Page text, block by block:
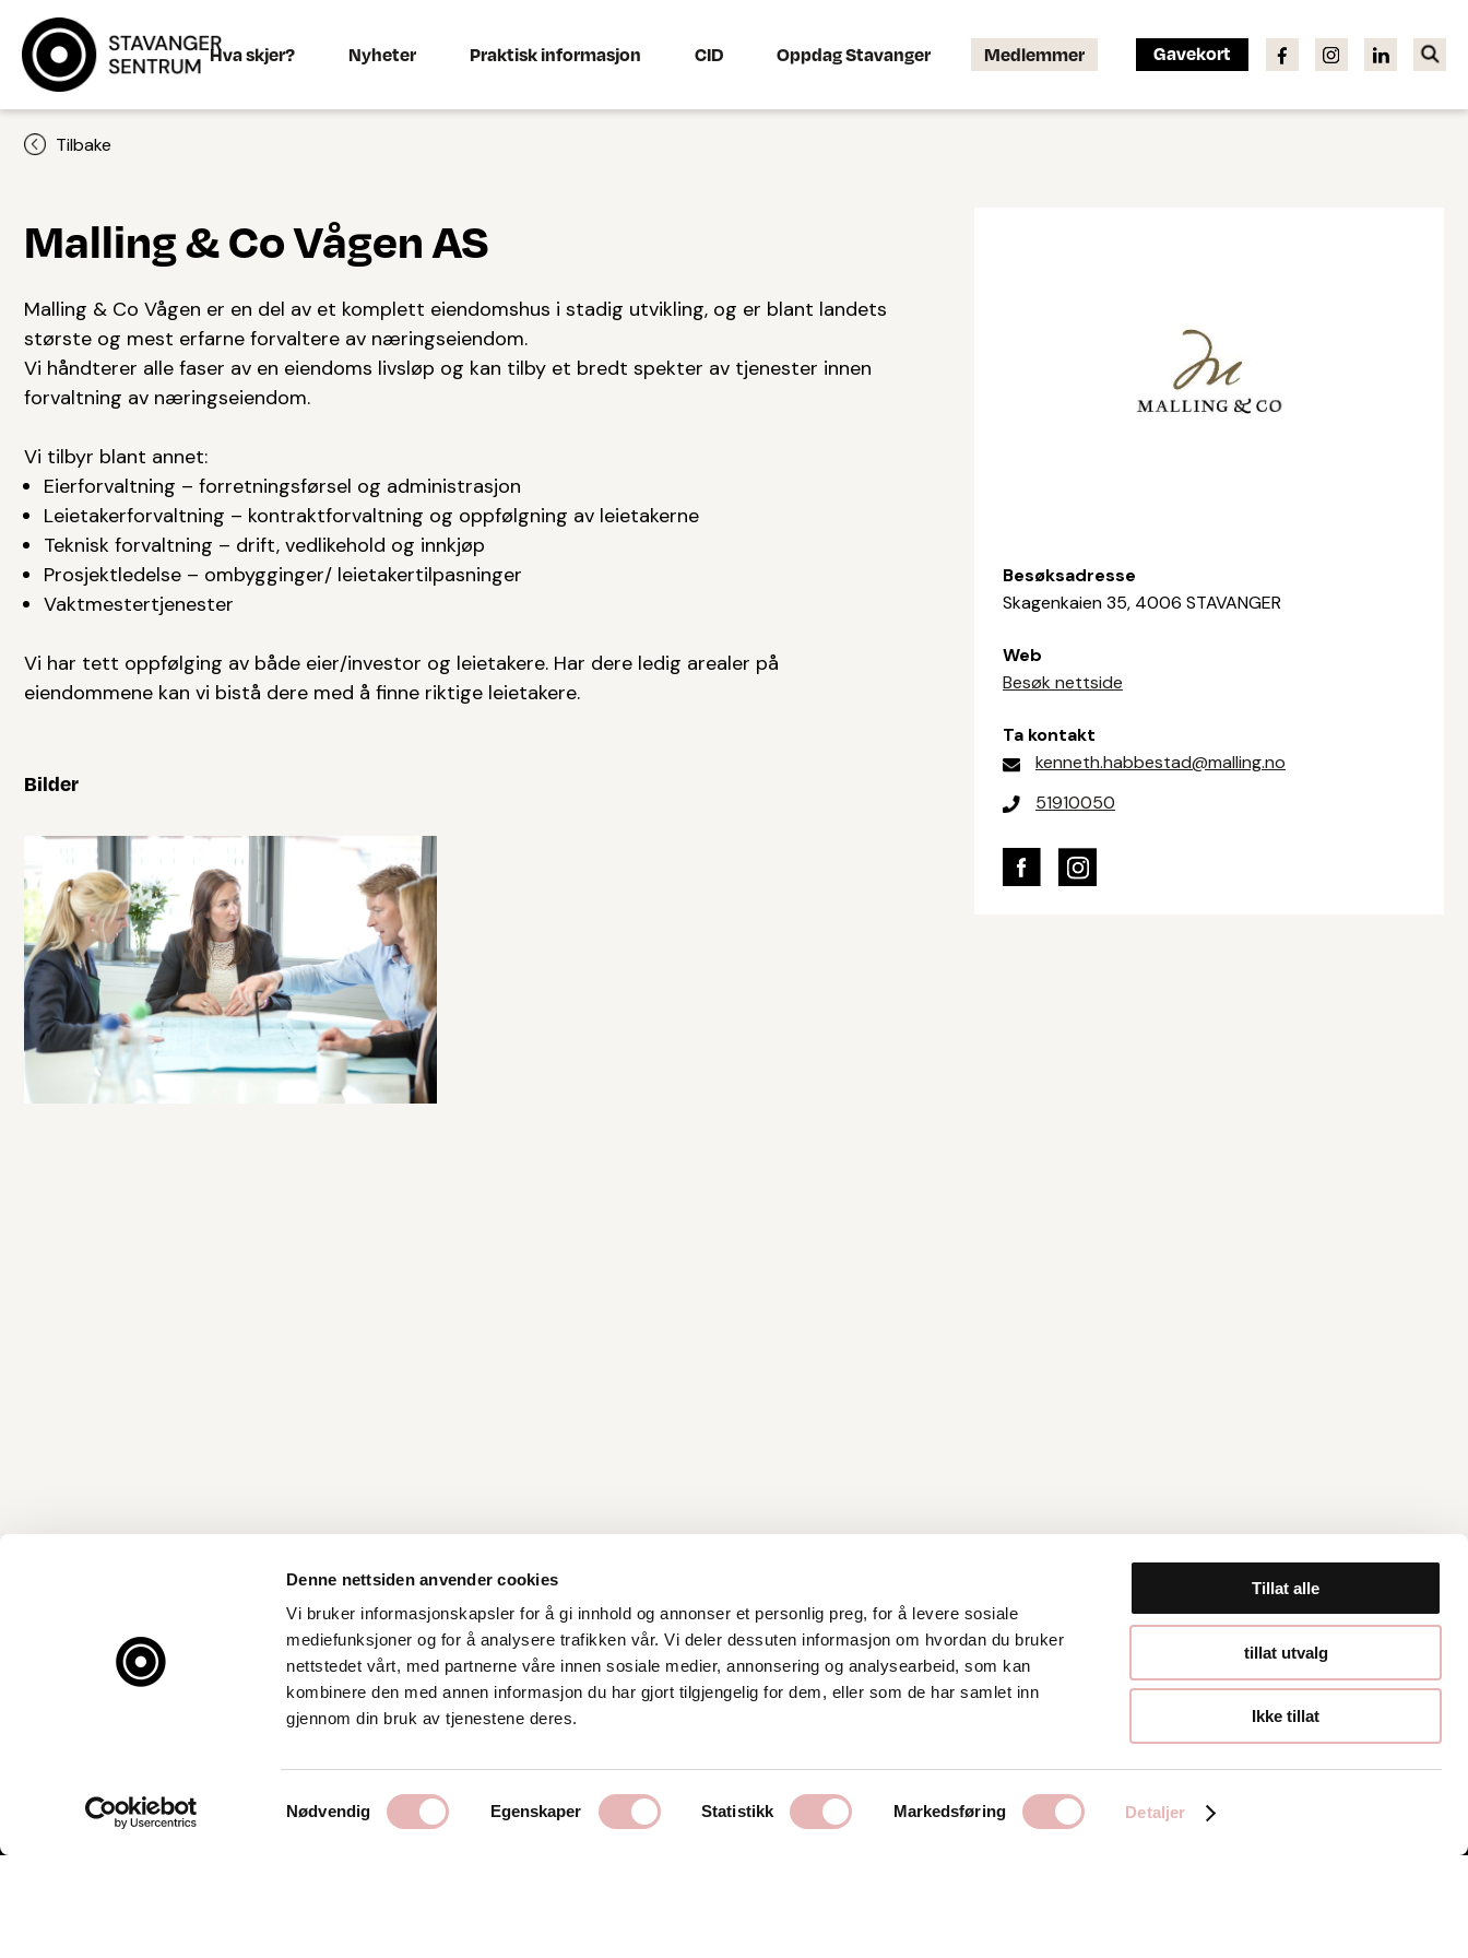
Denne nettsiden anvender cookies
Vi bruker informasjonskapsler for å gi innhold og annonser et personlig preg, for å levere sosiale
mediefunksjoner og for å analysere trafikken vår. Vi deler dessuten informasjon om hvordan du bruker
nettstedet vårt, med partnerne våre innen sosiale medier, annonsering og analysearbeid, som kan
kombinere den med annen informasjon du har gjort tilgjengelig for dem, eller som de har samlet inn
gjennom din bruk av tjenestene deres.
Samtykkevalg
Nødvendig Egenskaper Statistikk Markedsføring Detaljer
Tillat alle
tillat utvalg
Ikke tillat
Hva skjer? Nyheter Praktisk informasjon CID Oppdag Stavanger Medlemmer Gavekort
Tilbake
Malling & Co Vågen AS
Malling & Co Vågen er en del av et komplett eiendomshus i stadig utvikling, og er blant landets
største og mest erfarne forvaltere av næringseiendom.
Vi håndterer alle faser av en eiendoms livsløp og kan tilby et bredt spekter av tjenester innen
forvaltning av næringseiendom.
Vi tilbyr blant annet:
Eierforvaltning – forretningsførsel og administrasjon
Leietakerforvaltning – kontraktforvaltning og oppfølgning av leietakerne
Teknisk forvaltning – drift, vedlikehold og innkjøp
Prosjektledelse – ombygginger/ leietakertilpasninger
Vaktmestertjenester
Vi har tett oppfølging av både eier/investor og leietakere. Har dere ledig arealer på
eiendommene kan vi bistå dere med å finne riktige leietakere.
Bilder
Besøksadresse
Skagenkaien 35, 4006 STAVANGER
Web
Besøk nettside
Ta kontakt
kenneth.habbestad@malling.no
51910050
Kontakt oss
Stavanger Sentrum AS
Østervåg 6
Tlf:51 89 51 51
post@byen.no
Åpningstider
Hverdager 10:00-
Lørdager 10:00-16:00